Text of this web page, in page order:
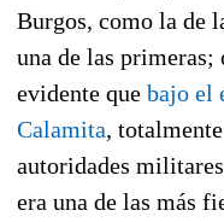
Burgos, como la de
una de las primeras;
evidente que bajo el
Calamita,
autoridades
era una de las más